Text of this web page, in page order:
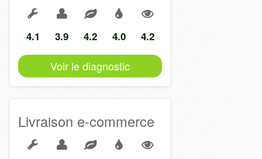
4.1 3.9 4.2 4.0 4.2
Voir le diagnostic
Livraison e-commerce